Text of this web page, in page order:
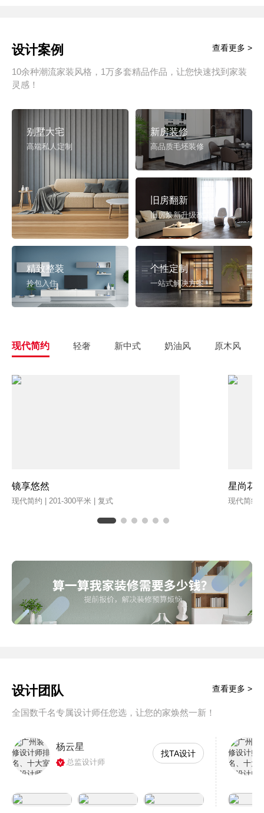
设计案例
10余种潮流家装风格，1万多套精品作品，让您快速找到家装
灵感！
查看更多 >
别墅大宅
高端私人定制
新房装修
高品质毛坯装修
旧房翻新
旧房焕新升级改造
精致整装
拎包入住
个性定制
一站式解决方案
现代简约 轻奢 新中式 奶油风 原木风
镜享悠然
现代简约 | 201-300平米 | 复式
星尚花
现代简约
设计团队
全国数千名专属设计师任您选，让您的家焕然一新！
查看更多 >
杨云星
总监设计师
找TA设计